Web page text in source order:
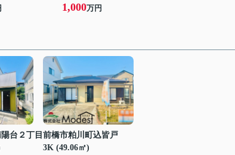
1,000万円
台２丁目 前橋市粕川町込皆戸
3K (49.06㎡)